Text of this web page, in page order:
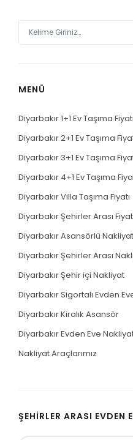
MENÜ
Diyarbakır 1+1 Ev Taşıma Fiyatı
Diyarbakır 2+1 Ev Taşıma
Diyarbakır 3+1 Ev Taşıma
Diyarbakır 4+1 Ev Taşıma
Diyarbakır Villa Taşıma Fiyatı
Diyarbakır Şehirler Arası
Diyarbakır Asansörlü Nakliyat
Diyarbakır Şehirler Arası
Diyarbakır Şehir içi Nakliyat
Diyarbakır Sigortalı Evden
Diyarbakır Kiralık Asansör
Diyarbakır Evden Eve
Nakliyat Araçlarımız
ŞEHIRLER ARASI EVDEN